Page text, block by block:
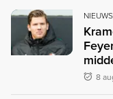
NIEUWS
8